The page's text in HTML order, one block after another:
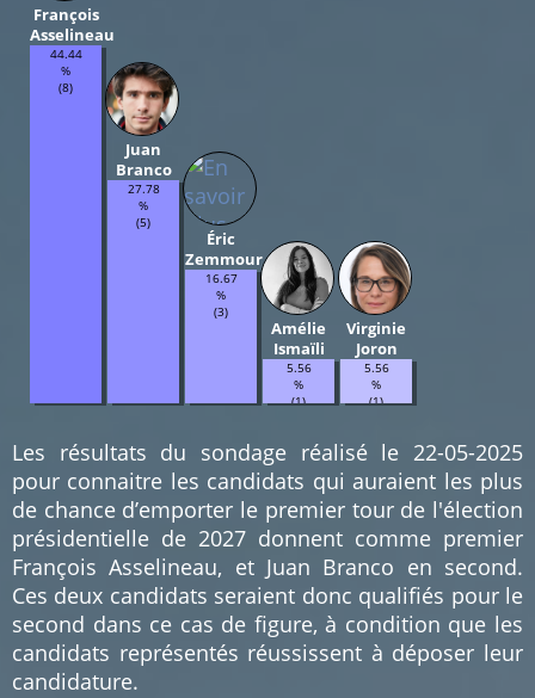
François
Asselineau
44.44
%
(8)
Juan
Branco
27.78
%
(5)
Éric
Zemmour
16.67
%
(3)
Amélie
Ismaïli
5.56
%
(1)
Virginie
Joron
5.56
%
(1)
Les résultats du sondage réalisé le 22-05-2025
pour connaitre les candidats qui auraient les plus
de chance d’emporter le premier tour de l'élection
présidentielle de 2027 donnent comme premier
François Asselineau, et Juan Branco en second.
Ces deux candidats seraient donc qualifiés pour le
second dans ce cas de figure, à condition que les
candidats représentés réussissent à déposer leur
candidature.